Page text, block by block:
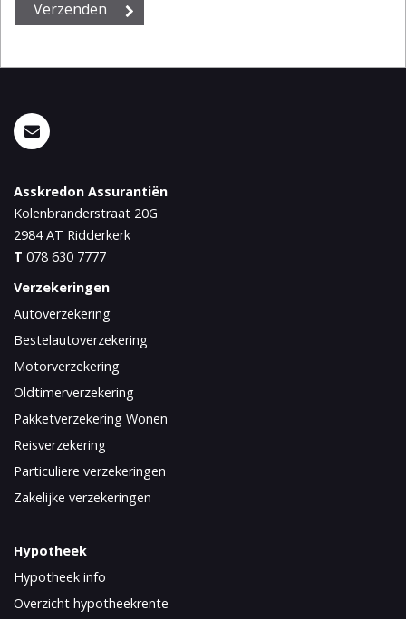
Asskredon Assurantiën
Kolenbranderstraat 20G
2984 AT Ridderkerk
T 078 630 7777
Verzekeringen
Autoverzekering
Bestelautoverzekering
Motorverzekering
Oldtimerverzekering
Pakketverzekering Wonen
Reisverzekering
Particuliere verzekeringen
Zakelijke verzekeringen
Hypotheek
Hypotheek info
Overzicht hypotheekrente